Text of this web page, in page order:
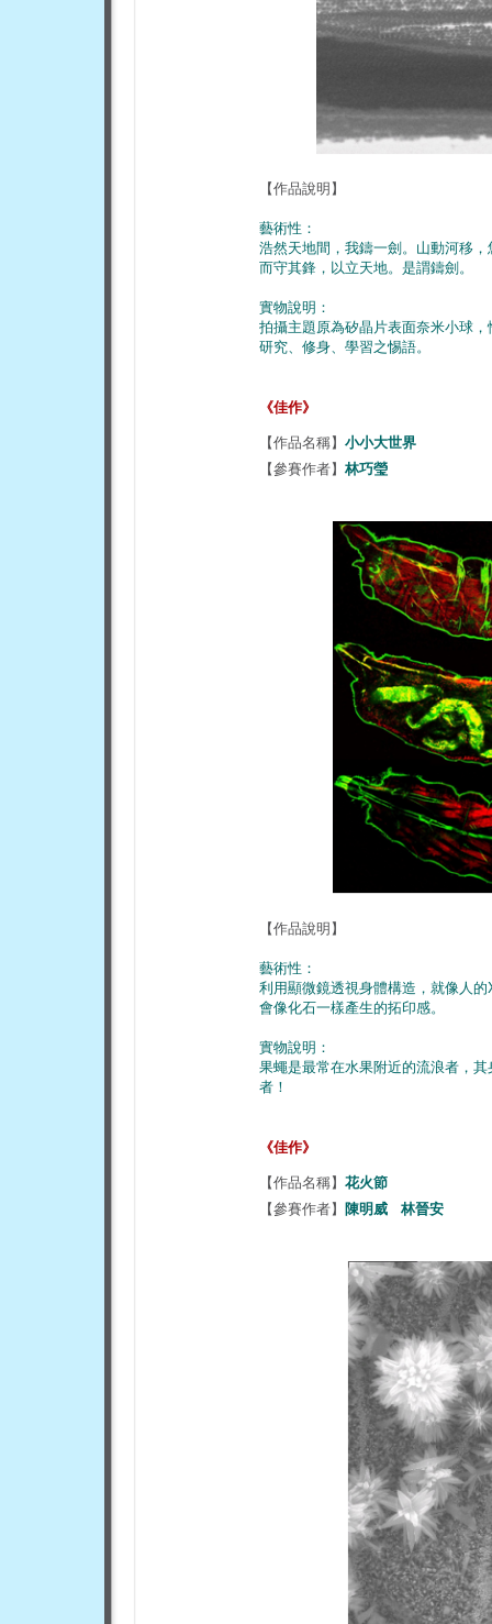
【作品說明】
藝術性：
浩然天地間，我鑄一劍。山動河移
而守其鋒，以立天地。是謂鑄劍。
實物說明：
拍攝主題原為矽晶片表面奈米小球
研究、修身、學習之惕語。
《佳作》
【作品名稱】 小小大世界
【參賽作者】 林巧瑩
【作品說明】
藝術性：
利用顯微鏡透視身體構造，就像人
會像化石一樣產生的拓印感。
實物說明：
果蠅是最常在水果附近的流浪者，
者！
《佳作》
【作品名稱】 花火節
【參賽作者】
陳明威 林晉安